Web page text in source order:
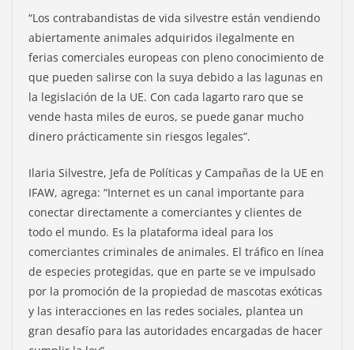
“Los contrabandistas de vida silvestre están vendiendo
abiertamente animales adquiridos ilegalmente en
ferias comerciales europeas con pleno conocimiento de
que pueden salirse con la suya debido a las lagunas en
la legislación de la UE. Con cada lagarto raro que se
vende hasta miles de euros, se puede ganar mucho
dinero prácticamente sin riesgos legales”.
Ilaria Silvestre, Jefa de Políticas y Campañas de la UE en
IFAW, agrega: “Internet es un canal importante para
conectar directamente a comerciantes y clientes de
todo el mundo. Es la plataforma ideal para los
comerciantes criminales de animales. El tráfico en línea
de especies protegidas, que en parte se ve impulsado
por la promoción de la propiedad de mascotas exóticas
y las interacciones en las redes sociales, plantea un
gran desafío para las autoridades encargadas de hacer